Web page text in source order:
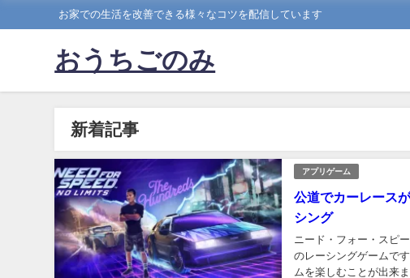
お家での生活を改善できる様々なコツを配信しています
おうちごのみ
新着記事
アプリゲーム
公道でカーレース
シング
ニード・フォー・スピ
のレーシングゲームで
ムを楽しむことが出来